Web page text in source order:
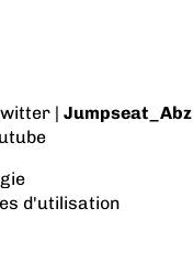
|Jumpseat_Abz
d'utilisation